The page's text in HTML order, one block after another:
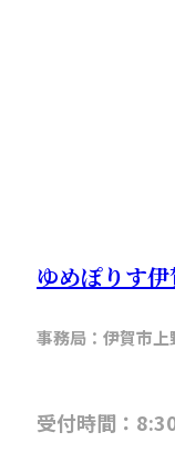
ゆめぽりす
事務局：伊賀市
受付時間：